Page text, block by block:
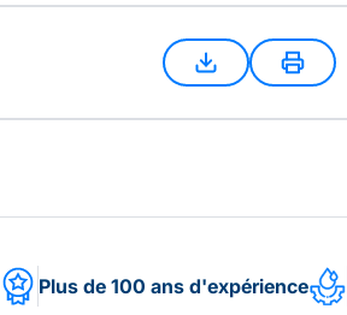
Plus de 100 ans d'expérience